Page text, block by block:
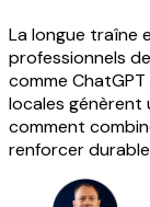
La longue traîne
professionnels de
comme
locales génèrent
comment
renforcer